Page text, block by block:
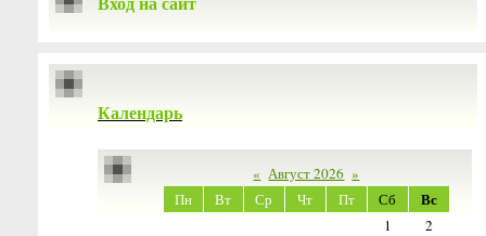
Календарь
« Август 2026 »
Пн
Вт Ср Чт Пт Сб Вс
1
2